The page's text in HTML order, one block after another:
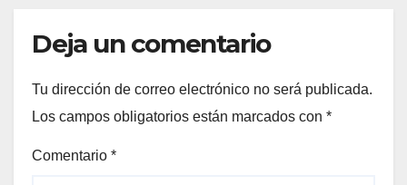
Deja un comentario
Tu dirección de correo electrónico no será publicada.
Los campos obligatorios están marcados con *
Comentario *